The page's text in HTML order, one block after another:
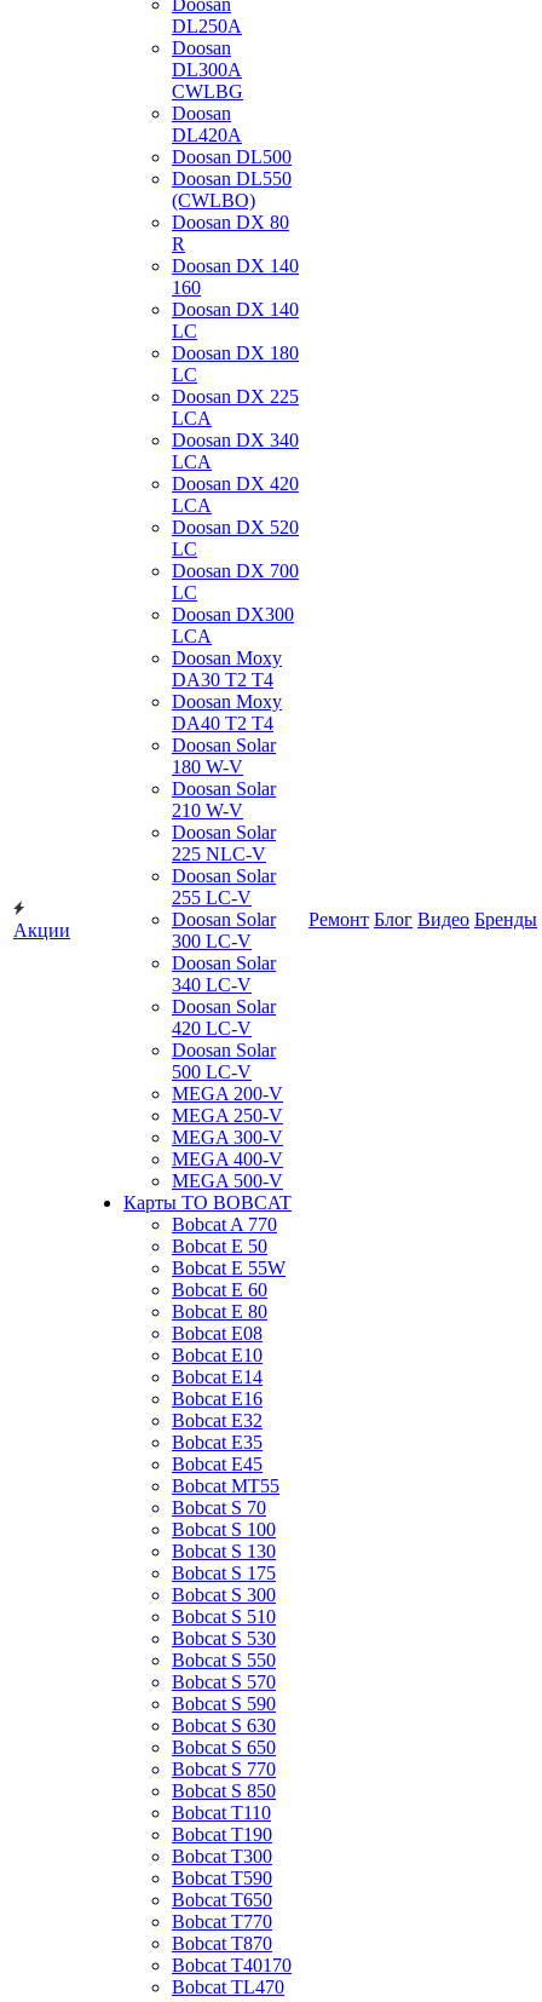
Акции
Doosan
DL250A
Doosan
DL300A
CWLBG
Doosan
DL420A
Doosan DL500
Doosan DL550
(CWLBO)
Doosan DX 80
R
Doosan DX 140
160
Doosan DX 140
LC
Doosan DX 180
LC
Doosan DX 225
LCA
Doosan DX 340
LCA
Doosan DX 420
LCA
Doosan DX 520
LC
Doosan DX 700
LC
Doosan DX300
LCA
Doosan Moxy
DA30 T2 T4
Doosan Moxy
DA40 T2 T4
Doosan Solar
180 W-V
Doosan Solar
210 W-V
Doosan Solar
225 NLC-V
Doosan Solar
255 LC-V
Doosan Solar
300 LC-V
Doosan Solar
340 LC-V
Doosan Solar
420 LC-V
Doosan Solar
500 LC-V
MEGA 200-V
MEGA 250-V
MEGA 300-V
MEGA 400-V
MEGA 500-V
Карты ТО BOBCAT
Bobcat A 770
Bobcat E 50
Bobcat E 55W
Bobcat E 60
Bobcat E 80
Bobcat E08
Bobcat E10
Bobcat E14
Bobcat E16
Bobcat E32
Bobcat E35
Bobcat E45
Bobcat MT55
Bobcat S 70
Bobcat S 100
Bobcat S 130
Bobcat S 175
Bobcat S 300
Bobcat S 510
Bobcat S 530
Bobcat S 550
Bobcat S 570
Bobcat S 590
Bobcat S 630
Bobcat S 650
Bobcat S 770
Bobcat S 850
Bobcat T110
Bobcat T190
Bobcat T300
Bobcat T590
Bobcat T650
Bobcat T770
Bobcat T870
Bobcat T40170
Bobcat TL470
Ремонт Блог Видео Бренды